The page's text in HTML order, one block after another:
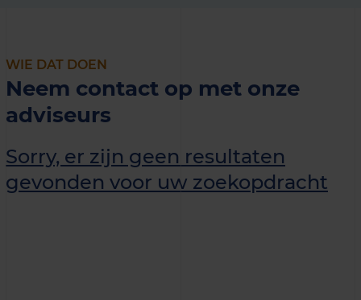
WIE DAT DOEN
Neem contact op met onze
adviseurs
Sorry, er zijn geen resultaten
gevonden voor uw zoekopdracht